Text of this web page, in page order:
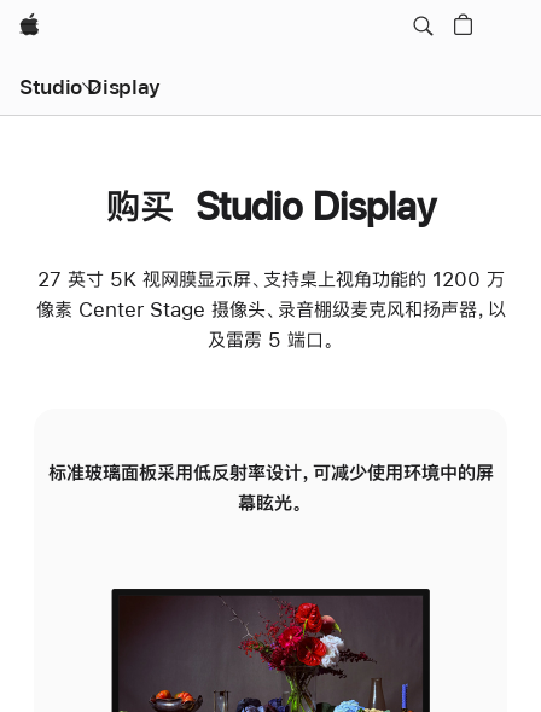
Apple
Studio Display
购买 Studio Display
27 英寸 5K 视网膜显示屏、支持桌上视角功能的 1200 万
像素 Center Stage 摄像头、录音棚级麦克风和扬声器，以
及雷雳 5 端口。
标准玻璃面板采用低反射率设计，可减少使用环境中的屏
幕眩光。